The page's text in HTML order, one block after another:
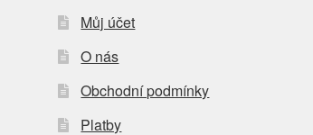
Můj účet
O nás
Obchodní podmínky
Platby